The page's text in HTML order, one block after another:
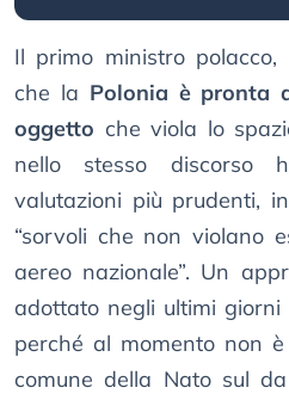
Il primo ministro
che la Polonia è pronta
oggetto che viola lo
nello stesso discorso
valutazioni più prudenti,
“sorvoli che non violano
aereo nazionale”. Un
adottato negli ultimi
perché al momento non
comune della Nato sul